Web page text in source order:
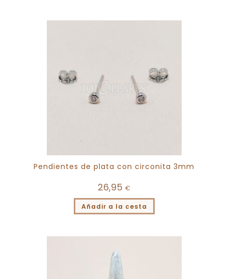
Pendientes de plata con circonita 3mm
26,95 €
Añadir a la cesta